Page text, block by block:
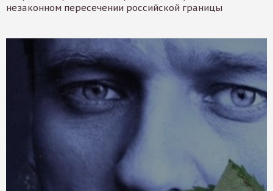
незаконном пересечении российской границы